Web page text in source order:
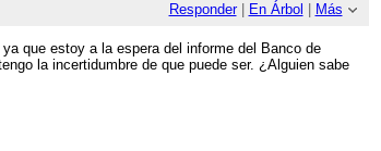
Responder| En Árbol Más
que estoy a la espera del informe del Banco de
la incertidumbre de que puede ser. ¿Alguien sabe